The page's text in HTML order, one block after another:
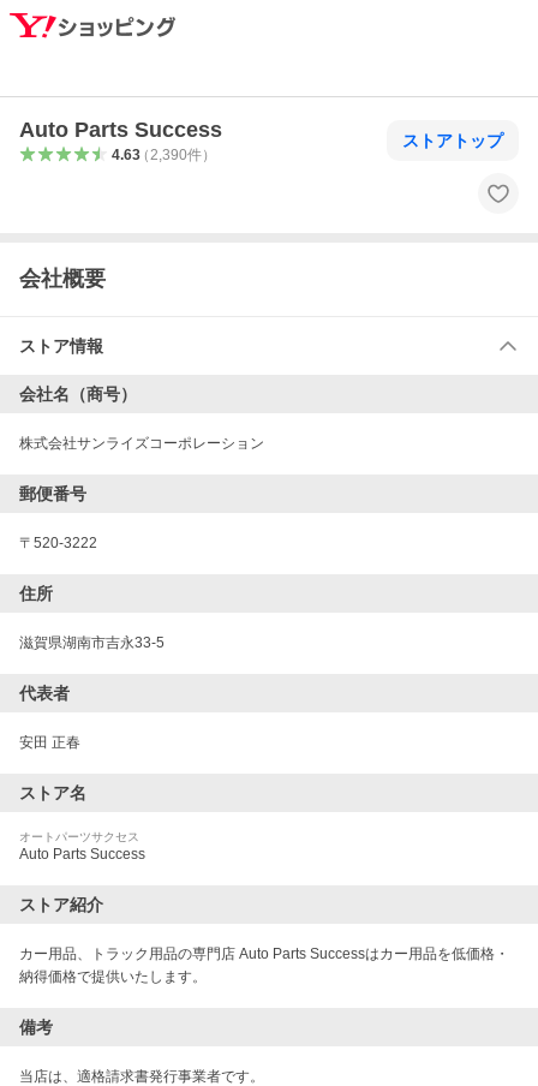
Auto Parts Success
4.63（ 2,390件）
ストアトップ
会社概要
ストア情報
会社名（商号）
株式会社サンライズコーポレーション
郵便番号
〒 520-3222
住所
滋賀県湖南市吉永33-5
代表者
安田 正春
ストア名
オートパーツサクセス
Auto Parts Success
ストア紹介
カー用品、トラック用品の専門店 Auto Parts Successはカー用品を低価格・
納得価格で提供いたします。
備考
当店は、適格請求書発行事業者です。